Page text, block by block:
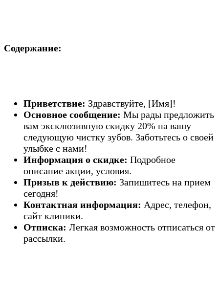
Содержание:
Приветствие: Здравствуйте, [Имя]!
Основное сообщение: Мы рады предложить
вам эксклюзивную скидку 20% на вашу
следующую чистку зубов. Заботьтесь о своей
улыбке с нами!
Информация о скидке: Подробное
описание акции, условия.
Призыв к действию: Запишитесь на прием
сегодня!
Контактная информация: Адрес, телефон,
сайт клиники.
Отписка: Легкая возможность отписаться от
рассылки.